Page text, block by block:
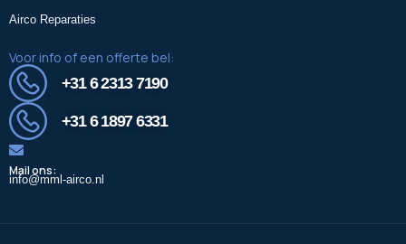
Airco Reparaties
Voor info of een offerte bel:
+31 6 2313 7190
+31 6 1897 6331
Mail ons:
info@mml-airco.nl